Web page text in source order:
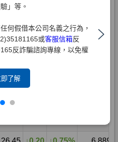
」等。
何假借本公司名義之行為，
或客服信箱反
反詐騙諮詢專線，以免權
即了解